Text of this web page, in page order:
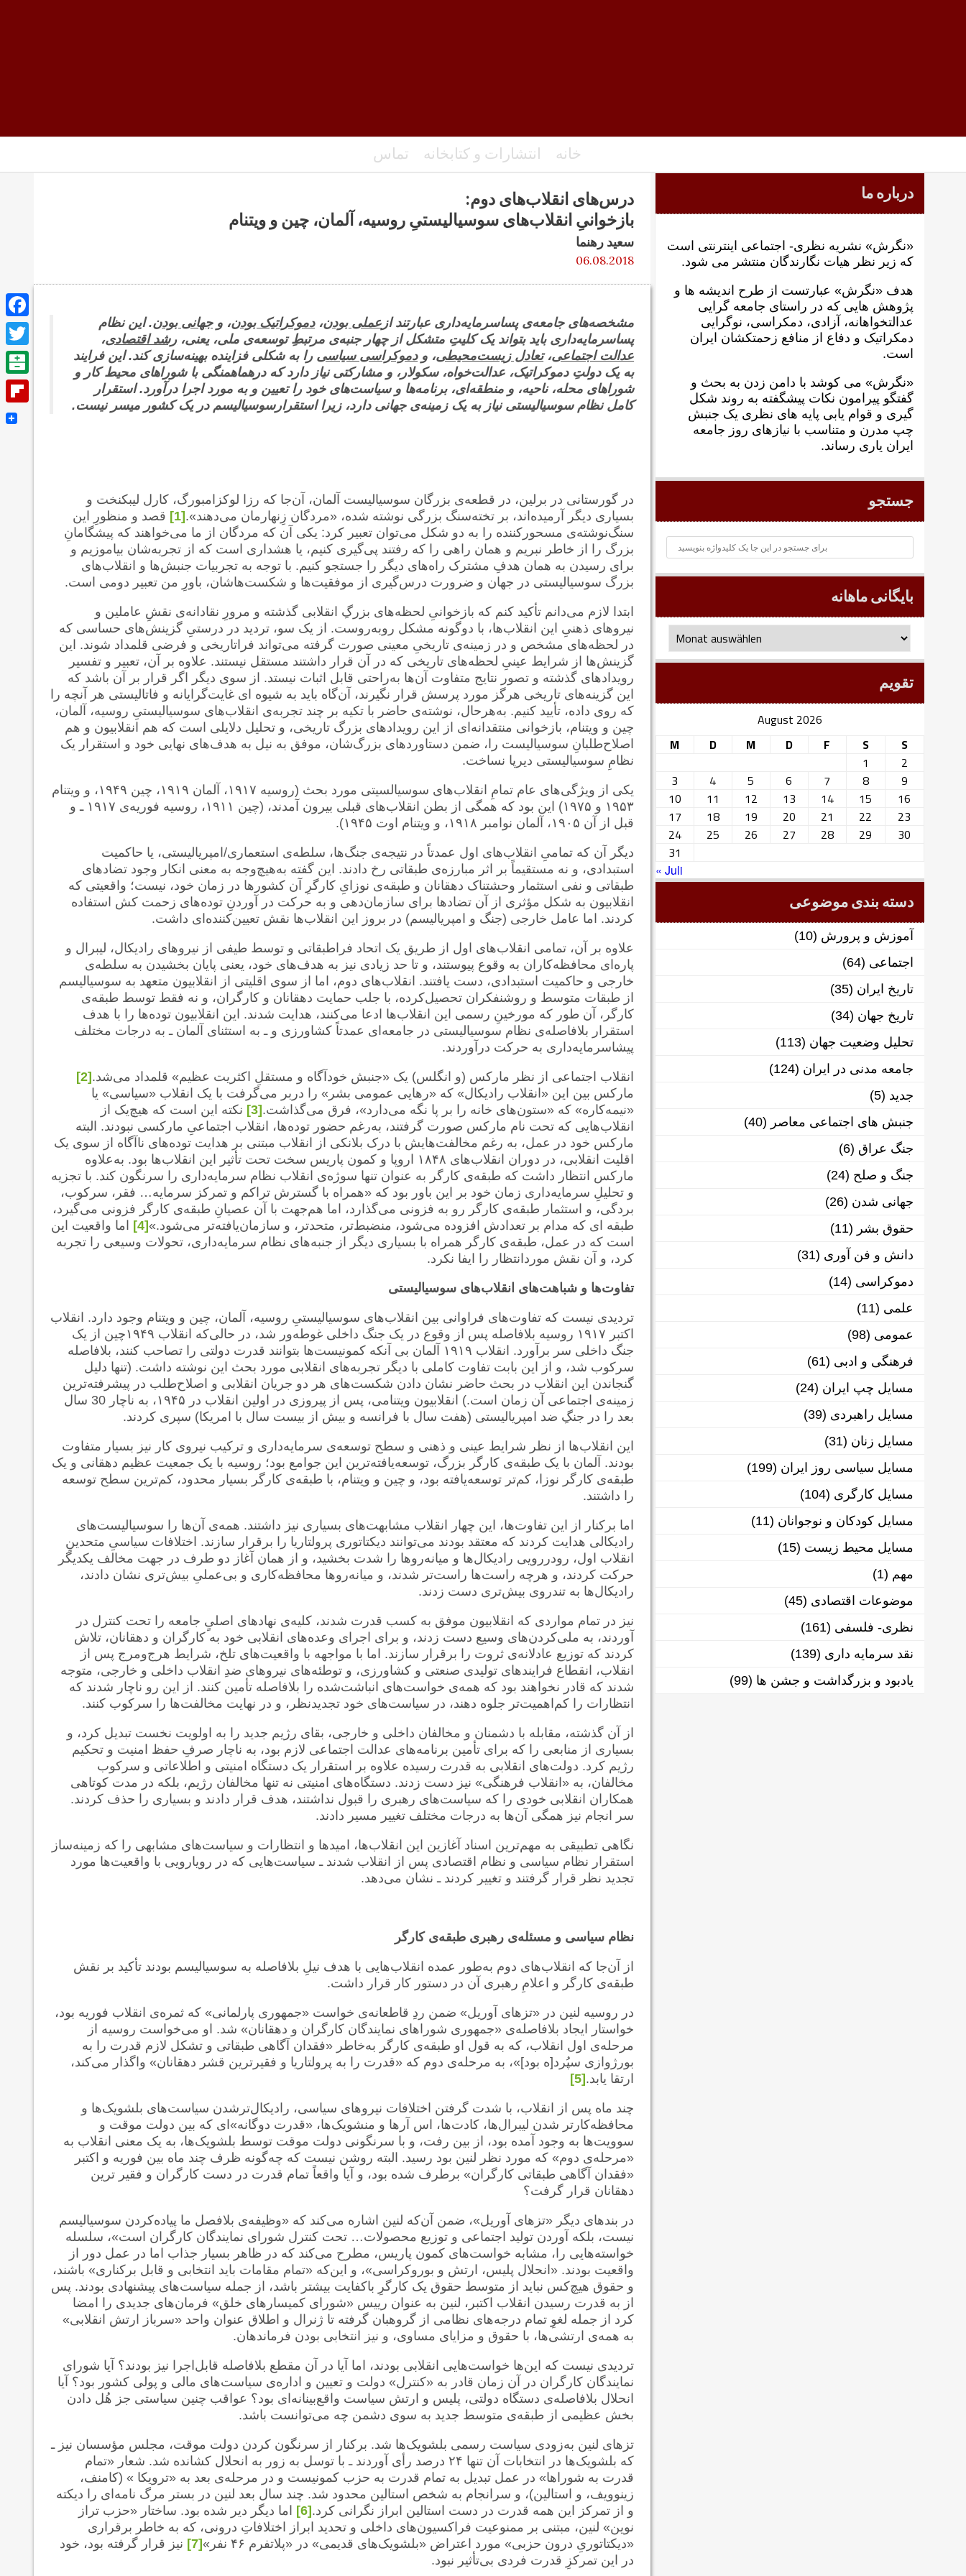
تماس انتشارات و کتابخانه خانه
درس‌های انقلاب‌های دوم:
بازخوانیِ انقلاب‌های سوسیالیستیِ روسیه، آلمان، چین و ویتنام
سعید رهنما
06.08.2018
مشخصه‌های جامعه‌ی پساسرمایه‌داری عبارتند از عملی بودن،دموکراتیک بودن، وجهانی بودن. این نظام
پساسرمایه‌داری باید بتواند یک کلیتِ متشکل از چهار جنبه‌ی مرتبطِ توسعه‌ی ملی، یعنی،رشد اقتصادی،
عدالت اجتماعی،تعادل زیست‌محیطی، ودموکراسی سیاسی را به شکلی فزاینده بهینه‌سازی کند. این فرایند
به یک دولتِ دموکراتیک، عدالت‌خواه، سکولار، و مشارکتی نیاز دارد که درهماهمنگی با شوراهای محیط کار و
شوراهای محله، ناحیه، و منطقه‌ای، برنامه‌ها و سیاست‌های خود را تعیین و به مورد اجرا درآورد. استقرار
کامل نظام سوسیالیستی نیاز به یک زمینه‌ی جهانی دارد، زیرا استقرارسوسیالیسم در یک کشور میسر نیست.
در گورستانی در برلین، در قطعه‌ی بزرگان سوسیالیست آلمان، آن‌جا که رزا لوکزامبورگ، کارل لیبکنخت و
بسیاری دیگر آرمیده‌اند، بر تخته‌سنگ بزرگی نوشته شده، «مردگان زِنهارمان می‌دهند».[1]
قصد و منظورِ این
سنگ‌نوشته‌ی مسحورکننده را به دو شکل می‌توان تعبیر کرد: یکی آن که مردگان از ما می‌خواهند که پیشگامانِ
بزرگ را از خاطر نبریم و همان راهی را که رفتند پی‌گیری کنیم، یا هشداری است که از تجربه‌شان بیاموزیم و
برای رسیدن به همان هدفِ مشترک راه‌های دیگر را جستجو کنیم. با توجه به تجربیات جنبش‌ها و انقلاب‌های
بزرگ سوسیالیستی در جهان و ضرورت درس‌گیری از موفقیت‌ها و شکست‌هاشان، باورِ من تعبیر دومی است.
ابتدا لازم می‌دانم تأکید کنم که بازخوانیِ لحظه‌های بزرگِ‌ انقلابی گذشته و مرورِ نقادانه‌ی نقشِ عاملین و
نیروهای ذهنیِ این انقلاب‌ها، با دوگونه مشکل روبه‌روست. از یک سو، تردید در درستیِ گزینش‌های حساسی که
در لحظه‌های مشخص و در زمینه‌ی تاریخیِ معینی صورت گرفته می‌تواند فراتاریخی و فرضی قلمداد شوند. این
گزینش‌ها از شرایط عینیِ لحظه‌های تاریخی که در آن قرار داشتند مستقل نیستند. علاوه بر آن، تعبیر و تفسیر
رویدادهای گذشته و تصور نتایج متفاوت آن‌ها به‌راحتی قابل اثبات نیستد. از سوی دیگر اگر قرار بر آن باشد که
این گزینه‌های تاریخی هرگز مورد پرسش قرار نگیرند، آن‌گاه باید به شیوه ای غایت‌گرایانه و فاتالیستی هر آنچه را
که روی داده، تأیید کنیم. به‌هرحال، نوشته‌ی حاضر با تکیه بر چند تجربه‌ی انقلاب‌های سوسیالیستیِ روسیه، آلمان،
چین و ویتنام، بازخوانی منتقدانه‌ای از این رویدادهای بزرگ تاریخی، و تحلیل دلایلی است که هم انقلابیون و هم
اصلاح‌طلبانِ سوسیالیست را، ضمن دستاوردهای بزرگ‌شان، موفق به نیل به هدف‌های نهایی خود و استقرار یک
نظامِ سوسیالیستی دیرپا نساخت.
یکی از ویژگی‌های عام تمامِ انقلاب‌های سوسیالسیتی مورد بحث (روسیه ۱۹۱۷، آلمان ۱۹۱۹، چین ۱۹۴۹، و ویتنام
۱۹۵۳ و ۱۹۷۵) این بود که همگی از بطن انقلاب‌های قبلی بیرون آمدند، (چین ۱۹۱۱، روسیه‌ فوریه‌ی ۱۹۱۷ ـ و
قبل از آن ۱۹۰۵، آلمان نوامبر ۱۹۱۸، و ویتنام اوت ۱۹۴۵).
دیگر آن که تمامیِ انقلاب‌های اول عمدتاً در نتیجه‌ی جنگ‌ها، سلطه‌ی استعماری/امپریالیستی، یا حاکمیت
استبدادی، و نه مستقیماً بر اثر مبارزه‌ی طبقاتی رخ دادند. این گفته به‌هیچ‌وجه به معنی انکار وجود تضادهای
طبقاتی و نفی استثمار وحشتناک دهقانان و طبقه‌ی نوزایِ کارگرِ آن کشورها در زمان خود، نیست؛ واقعیتی که
انقلابیون به شکل مؤثری از آن تضاد‌ها برای سازمان‌دهی و به حرکت در آوردنِ توده‌های زحمت کش استفاده
کردند. اما عامل خارجی (جنگ و امپریالیسم) در بروز این انقلاب‌ها نقش تعیین‌کننده‌ای داشت.
علاوه بر آن، تمامی انقلاب‌های اول از طریق یک اتحاد فراطبقاتی و توسط طیفی از نیروهای رادیکال، لیبرال و
پاره‌ای محافظه‌کاران به وقوع پیوستند، و تا حد زیادی نیز به هدف‌های خود، یعنی پایان بخشیدن به سلطه‌ی
خارجی و حاکمیت استبدادی، دست یافتند. انقلاب‌های دوم، اما از سوی اقلیتی از انقلابیون متعهد به سوسیالیسم
از طبقات متوسط و روشنفکران تحصیل‌کرده، با جلب حمایت دهقانان و کارگران، و نه فقط توسط طبقه‌ی
کارگر، آن طور که مورخینِ رسمی این انقلاب‌ها ادعا می‌کنند، هدایت شدند. این انقلابیون توده‌ها را با هدف
استقرار بلافاصله‌ی نظام سوسیالیستی در جامعه‌ای عمدتاً کشاورزی و ـ به استثنای آلمان ـ به درجات مختلف
پیشاسرمایه‌داری به حرکت درآوردند.
انقلاب اجتماعی از نظر مارکس (و انگلس) یک «جنبش خودآگاه و مستقلِ اکثریت عظیم» قلمداد می‌شد.[2]
مارکس بین این «انقلاب رادیکال» که «رهایی عمومی بشر» را دربر می‌گرفت با یک انقلاب «سیاسی» یا
«نیمه‌کاره» که «ستون‌های خانه را بر پا نگه می‌دارد»، فرق می‌گذاشت.[3]
نکته این است که هیچ‌یک از
انقلاب‌هایی که تحت نام مارکس صورت گرفتند، به‌رغم حضور توده‌ها، انقلاب اجتماعیِ مارکسی نبودند. البته
مارکس خود در عمل، به رغم مخالفت‌هایش با درک بلانکی از انقلاب مبتنی بر هدایت توده‌های ناآگاه از سوی یک
اقلیت انقلابی، در دوران انقلاب‌های ۱۸۴۸ اروپا و کمون پاریس سخت تحت تأثیر این انقلاب‌ها بود. به‌علاوه
مارکس انتظار داشت که طبقه‌ی کارگر به عنوان تنها سوژه‌ی انقلاب نظام سرمایه‌داری را سرنگون کند. با تجزیه
و تحلیلِ سرمایه‌داری زمان خود بر این باور بود که «همراه با گسترش تراکم و تمرکز سرمایه… فقر، سرکوب،
بردگی، و استثمار طبقه‌ی کارگر رو به فزونی می‌گذارد، اما هم‌جهت با آن عصیانِ طبقه‌ی کارگر فزونی می‌گیرد،
طبقه ای که مدام بر تعدادش افزوده می‌شود، منضبط‌تر، متحدتر، و سازمان‌یافته‌تر می‌شود.»[4]
اما واقعیت این
است که در عمل، طبقه‌ی کارگر همراه با بسیاری دیگر از جنبه‌های نظام سرمایه‌داری، تحولات وسیعی را تجربه
کرد، و آن نقش موردانتظار را ایفا نکرد.
تفاوت‌ها و شباهت‌های انقلاب‌های سوسیالیستی
تردیدی نیست که تفاوت‌های فراوانی بین انقلاب‌های سوسیالیستیِ روسیه، آلمان، چین و ویتنام وجود دارد. انقلاب
اکتبر ۱۹۱۷ روسیه بلافاصله پس از وقوع در یک جنگ داخلی غوطه‌ور شد، در حالی‌که انقلاب ۱۹۴۹چین از یک
جنگ داخلی سر برآورد. انقلاب ۱۹۱۹ آلمان بی آنکه کمونیست‌ها بتوانند قدرت دولتی را تصاحب کنند، بلافاصله
سرکوب شد، و از این بابت تفاوت کاملی با دیگر تجربه‌های انقلابی مورد بحث این نوشته داشت. (تنها دلیل
گنجاندن این انقلاب در بحث حاضر نشان دادن شکست‌های هر دو جریان انقلابی و اصلاح‌طلب در پیشرفته‌ترین
زمینه‌ی اجتماعی آن زمان است.) انقلابیون ویتنامی، پس از پیروزی در اولین انقلاب در ۱۹۴۵، به ناچار 30 سال
بعد را در جنگِ ضد امپریالیستی (هفت سال با فرانسه و بیش از بیست سال با امریکا) سپری کردند.
این انقلاب‌ها از نظر شرایط عینی و ذهنی و سطح توسعه‌‌ی سرمایه‌داری و ترکیب نیروی کار نیز بسیار متفاوت
بودند. آلمان با یک طبقه‌ی کارگر بزرگ، توسعه‌یافته‌ترین این جوامع بود؛ روسیه با یک جمعیت عظیم دهقانی و یک
طبقه‌ی کارگر نوزا، کم‌تر توسعه‌یافته بود، و چین و ویتنام، با طبقه‌ی کارگر بسیار محدود، کم‌ترین سطح توسعه
را داشتند.
اما برکنار از این تفاوت‌ها، این چهار انقلاب مشابهت‌های بسیاری نیز داشتند. همه‌ی آن‌ها را سوسیالیست‌های
رادیکالی هدایت کردند که معتقد بودند می‌توانند دیکتاتوری پرولتاریا را برقرار سازند. اختلافات سیاسیِ متحدینِ
انقلاب اول، رودررویی رادیکال‌ها و میانه‌رو‌ها را شدت بخشید، و از همان آغاز دو طرف در جهت مخالف یکدیگر
حرکت کردند، و هرچه راست‌ها راست‌تر شدند، و میانه‌روها محافظه‌کاری و بی‌عملیِ بیش‌تری نشان دادند،
رادیکال‌ها به تندروی بیش‌تری دست زدند.
نیز در تمام مواردی که انقلابیون موفق به کسب قدرت شدند، کلیه‌ی نهاد‌های اصلیٍ جامعه را تحت کنترل در
آوردند، به ملی‌کردن‌های وسیع دست زدند، و برای اجرای وعده‌های انقلابی خود به کارگران و دهقانان، تلاش‌
کردند که توزیع عادلانه‌ی ثروت را برقرار سازند. اما با مواجهه با واقعیت‌های تلخ، شرایط هرج‌ومرج پس از
انقلاب، انقطاع فرایند‌های تولیدی صنعتی و کشاورزی، و توطئه‌های نیروهای ضدِ انقلاب داخلی و خارجی، متوجه
شدند که قادر نخواهند بود که همه‌ی خواست‌های انباشت‌شده را بلافاصله تأمین کنند. از این رو ناچار شدند که
انتظارات را کم‌اهمیت‌تر جلوه دهند، در سیاست‌های خود تجدیدنظر، و در نهایت مخالفت‌ها را سرکوب کنند.
از آن گذشته، مقابله با دشمنان و مخالفان داخلی و خارجی، بقای رژیم جدید را به اولویت نخست تبدیل کرد، و
بسیاری از منابعی را که برای تأمین برنامه‌های عدالت اجتماعی لازم بود، به ناچار صرفِ حفظ امنیت و تحکیم
رژیم کرد. دولت‌های انقلابی به قدرت رسیده علاوه بر استقرار یک دستگاه امنیتی و اطلاعاتی و سرکوب
مخالفان، به «انقلاب فرهنگی» نیز دست زدند. دستگاه‌های امنیتی نه تنها مخالفان رژیم، بلکه در مدت کوتاهی
همکاران انقلابی خودی را که سیاست‌های رهبری را قبول نداشتند، هدف قرار دادند و بسیاری را حذف کردند.
سر انجام نیز همگی آن‌ها به درجات مختلف تغییر مسیر دادند.
نگاهی تطبیقی به مهم‌ترین اسناد آغازین این انقلاب‌ها، امید‌ها و انتظارات و سیاست‌های مشابهی را که زمینه‌ساز
استقرار نظام سیاسی و نظام اقتصادی پس از انقلاب شدند ـ سیاست‌هایی که در رویارویی با واقعیت‌ها مورد
تجدید نظر قرار گرفتند و تغییر کردند ـ نشان می‌دهد.
نظام سیاسی و مسئله‌ی رهبری طبقه‌ی کارگر
از آن‌جا که انقلاب‌های دوم به‌طور عمده انقلاب‌هایی با هدف نیلِ بلافاصله به سوسیالیسم بودند تأکید بر نقش
طبقه‌ی کارگر و اعلامِ رهبری آن در دستور کار قرار داشت.
در روسیه لنین در «تزهای آوریل» ضمن ردِ قاطعانه‌ی خواست «جمهوری پارلمانی» که ثمره‌ی انقلاب فوریه بود،
خواستار ایجاد بلافاصله‌ی «جمهوری شوراهای نمایندگان کارگران و دهقانان» شد. او می‌خواست روسیه از
مرحله‌ی اول انقلاب، که به قول او طبقه‌ی کارگر به‌خاطر «فقدان آگاهی طبقاتی و تشکل لازم قدرت را به
بورژوازی سپُرد[ه بود]»، به مرحله‌ی دوم که «قدرت را به پرولتاریا و فقیرترین قشر دهقانان» واگذار می‌کند،
ارتقا یابد.[5]
چند ماه پس از انقلاب، با شدت گرفتن اختلافات نیروهای سیاسی، رادیکال‌ترشدن سیاست‌های بلشویک‌ها و
محافظه‌کارتر شدن لیبرال‌ها، کادت‌ها، اس آر‌ها و منشویک‌ها، «قدرت دوگانه»ای که بین دولت موقت و
سوویت‌ها به وجود آمده بود، از بین رفت، و با سرنگونی دولت موقت توسط بلشویک‌ها، به یک معنی انقلاب به
«مرحله‌ی دوم» که مورد نظر لنین بود رسید. البته روشن نیست که چه‌گونه ظرف چند ماه بین فوریه و اکتبر
«فقدان آگاهی طبقاتی کارگران» برطرف شده بود، و آیا واقعاً تمام قدرت در دست کارگران و فقیر ترین
دهقانان قرار گرفت؟
در بند‌های دیگر «تزهای آوریل»، ضمن آن‌که لنین اشاره می‌کند که «وظیفه‌ی بلافصل ما پیاده‌کردن سوسیالیسم
نیست، بلکه آوردن تولید اجتماعی و توزیع محصولات… تحت کنترل شورای نمایندگان کارگران است»، سلسله
خواسته‌هایی را، مشابه خواست‌های کمون پاریس، مطرح می‌کند که در ظاهر بسیار جذاب اما در عمل دور از
واقعیت بودند. «انحلال پلیس، ارتش و بوروکراسی»، و این‌که «تمام مقامات باید انتخابی و قابل برکناری» باشند،
و حقوق هیچ‌کس نباید از متوسط‌ حقوق یک کارگرِ باکفایت بیشتر باشد، از جمله سیاست‌های پیشنهادی بودند. پس
از به قدرت رسیدن انقلاب اکتبر، لنین به عنوان رییس «شورای کمیسارهای خلق» فرمان‌های جدیدی را امضا
کرد از جمله لغوِ تمام درجه‌های نظامی از گروهبان گرفته تا ژنرال و اطلاق عنوان واحد «سرباز ارتش انقلابی»
به همه‌ی ارتشی‌ها، با حقوق و مزایای مساوی، و نیز انتخابی بودن فرماندهان.
تردیدی نیست که این‌‌ها خواست‌هایی انقلابی بودند، اما آیا در آن مقطع بلافاصله قابل‌اجرا نیز بودند؟‌ آیا شورای
نمایندگان کارگران در آن زمان قادر به «کنترل» دولت و تعیین و اداره‌ی سیاست‌های مالی و پولی کشور بود؟ آیا
انحلال بلافاصله‌ی دستگاه دولتی، پلیس و ارتش سیاست واقع‌بینانه‌ای بود؟ عواقب چنین سیاستی جز هُل دادن
بخش عظیمی از طبقه‌ی متوسط‌ جدید به سوی دشمن چه می‌توانست باشد.
تز‌های لنین به‌زودی سیاست رسمی بلشویک‌ها شد. برکنار از سرنگون کردن دولت موقت، مجلس مؤسسان نیز ـ
که بلشویک‌ها در انتخابات آن تنها ۲۴ درصد رأی آوردند ـ با توسل به زور به انحلال کشانده شد. شعار «تمام
قدرت به شوراها» در عمل تبدیل به تمام قدرت به حزب کمونیست و در مرحله‌ی بعد به «ترویکا » (کامنف،
زینوویف، و استالین)، و سرانجام به شخص استالین محدود شد. چند سال بعد لنین در بستر مرگ نامه‌ای را دیکته
و از تمرکز این همه قدرت در دست استالین ابراز نگرانی کرد.[6]
اما دیگر دیر شده بود. ساختار «حزب تراز
نوین» لنین، مبتنی بر ممنوعیت فراکسیون‌های داخلی و تحدید ابراز اختلافاتِ درونی، که به خاطر برقراری
«دیکتاتوریِ درون حزبی» مورد اعتراض «بلشویک‌های قدیمی» در «پلاتفرم ۴۶ نفر»
[7]
نیز قرار گرفته بود، خود
در این تمرکزِ قدرت فردی بی‌تأثیر نبود.
درباره ما
«نگرش» نشریه نظری- اجتماعی اینترنتی است
که زير نظر هيات نگارندگان منتشر می شود.
هدف «نگرش» عبارتست از طرح انديشه ها و
پژوهش هايی که در راستای جامعه گرايی
عدالتخواهانه، آزادی، دمکراسی، نوگرايی
دمکراتيک و دفاع از منافع زحمتکشان ايران
است.
«نگرش» می کوشد با دامن زدن به بحث و
گفتگو پيرامون نکات پیشگفته به روند شکل
گيری و قوام يابی پايه های نظری يک جنبش
چپ مدرن و متناسب با نيازهای روز جامعه
ايران ياری رساند.
جستجو
بایگانی ماهانه
بایگانی
ماهانه
تقویم
August 2026
M
D M D F S
S
1
2
3
4 5 6 7 8
9
10
11 12 13 14 15
16
17
18 19 20 21 22
23
24
25 26 27 28 29
30
31
« Juli
دسته بندی موضوعی
آموزش و پرورش (10)
اجتماعی (64)
تاریخ ایران (35)
تاریخ جهان (34)
تحلیل وضعیت جهان (113)
جامعه مدنی در ایران (124)
جدید (5)
جنبش های اجتماعی معاصر (40)
جنگ عراق (6)
جنگ و صلح (24)
جهانی شدن (26)
حقوق بشر (11)
دانش و فن آوری (31)
دموکراسی (14)
علمی (11)
عمومی (98)
فرهنگی و ادبی (61)
مسایل چپ ایران (24)
مسایل راهبردی (39)
مسایل زنان (31)
مسایل سیاسی روز ایران (199)
مسایل کارگری (104)
مسایل کودکان و نوجوانان (11)
مسایل محیط زیست (15)
مهم (1)
موضوعات اقتصادی (45)
نظری- فلسفی (161)
نقد سرمایه داری (139)
یادبود و بزرگداشت و جشن ها (99)
Facebook
Twitter
Balatarin
Flipboard